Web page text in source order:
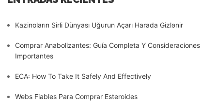
Kazinoların Sirli Dünyası Uğurun Açarı Harada Gizlənir
Comprar Anabolizantes: Guía Completa Y Consideraciones
Importantes
ECA: How To Take It Safely And Effectively
Webs Fiables Para Comprar Esteroides